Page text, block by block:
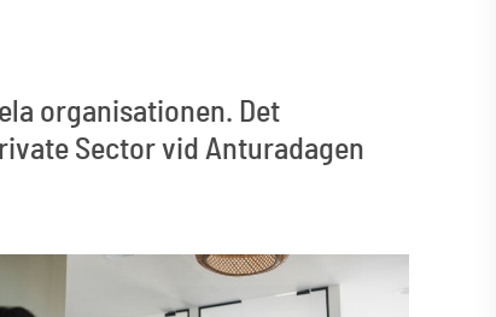
organisationen. Det
Sector vid Anturadagen